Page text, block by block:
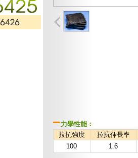
力學性能：
拉抗強度
拉抗伸長率
100
1.6